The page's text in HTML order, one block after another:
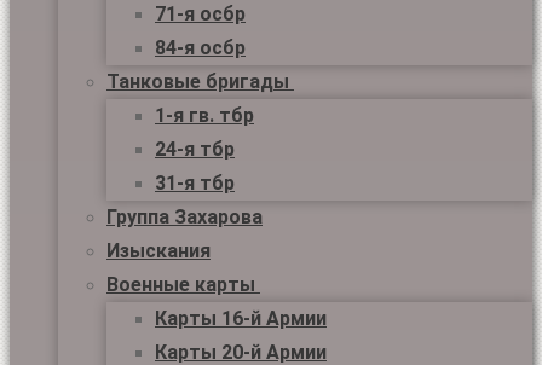
71-я осбр
84-я осбр
Танковые бригады
1-я гв. тбр
24-я тбр
31-я тбр
Группа Захарова
Изыскания
Военные карты
Карты 16-й Армии
Карты 20-й Армии